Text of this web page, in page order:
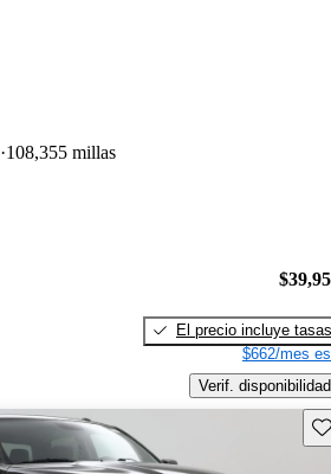
108,355 millas
El precio incluye tasas
$662/mes
Verif. disponibilidad